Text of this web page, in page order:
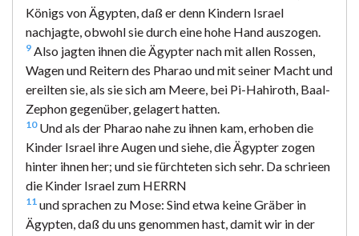
Königs von Ägypten, daß er denn Kindern Israel
nachjagte, obwohl sie durch eine hohe Hand auszogen.
9 Also jagten ihnen die Ägypter nach mit allen Rossen,
Wagen und Reitern des Pharao und mit seiner Macht und
ereilten sie, als sie sich am Meere, bei Pi-Hahiroth, Baal-
Zephon gegenüber, gelagert hatten.
10Und als der Pharao nahe zu ihnen kam, erhoben die
Kinder Israel ihre Augen und siehe, die Ägypter zogen
hinter ihnen her; und sie fürchteten sich sehr. Da schrieen
die Kinder Israel zum HERRN
11 und sprachen zu Mose: Sind etwa keine Gräber in
Ägypten, daß du uns genommen hast, damit wir in der